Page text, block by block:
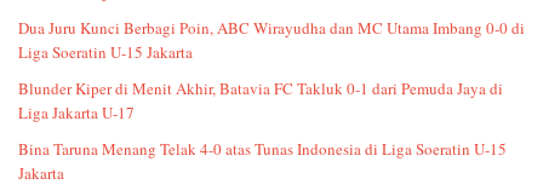
Dua Juru Kunci Berbagi Poin, ABC Wirayudha dan MC Utama Imbang 0-0 di
Liga Soeratin U-15 Jakarta
Blunder Kiper di Menit Akhir, Batavia FC Takluk 0-1 dari Pemuda Jaya di
Liga Jakarta U-17
Bina Taruna Menang Telak 4-0 atas Tunas Indonesia di Liga Soeratin U-15
Jakarta